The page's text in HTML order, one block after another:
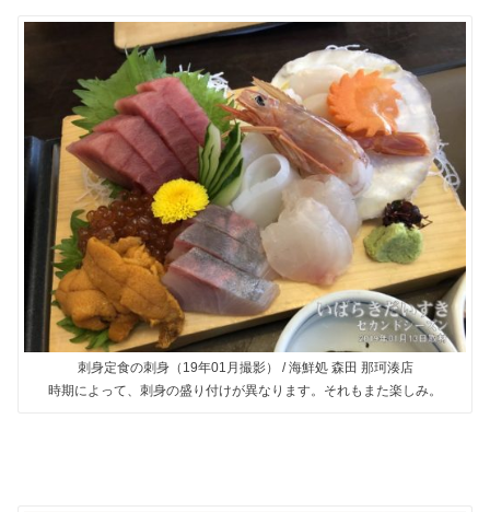
刺身定食の刺身（19年01月撮影） / 海鮮処 森田 那珂湊店
時期によって、刺身の盛り付けが異なります。それもまた楽しみ。